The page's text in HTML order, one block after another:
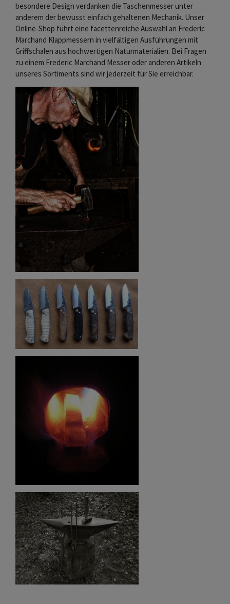
besondere Design verdanken die Taschenmesser unter
anderem der bewusst einfach gehaltenen Mechanik. Unser
Online-Shop führt eine facettenreiche Auswahl an Frederic
Marchand Klappmessern in vielfältigen Ausführungen mit
Griffschalen aus hochwertigen Naturmaterialien. Bei Fragen
zu einem Frederic Marchand Messer oder anderen Artikeln
unseres Sortiments sind wir jederzeit für Sie erreichbar.